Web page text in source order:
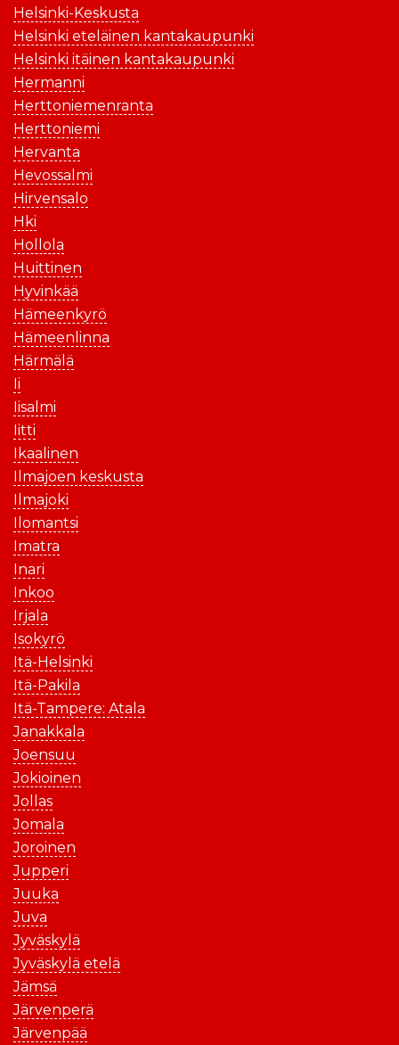
Helsinki-Keskusta
Helsinki eteläinen kantakaupunki
Helsinki itäinen kantakaupunki
Hermanni
Herttoniemenranta
Herttoniemi
Hervanta
Hevossalmi
Hirvensalo
Hki
Hollola
Huittinen
Hyvinkää
Hämeenkyrö
Hämeenlinna
Härmälä
Ii
Iisalmi
Iitti
Ikaalinen
Ilmajoen keskusta
Ilmajoki
Ilomantsi
Imatra
Inari
Inkoo
Irjala
Isokyrö
Itä-Helsinki
Itä-Pakila
Itä-Tampere: Atala
Janakkala
Joensuu
Jokioinen
Jollas
Jomala
Joroinen
Jupperi
Juuka
Juva
Jyväskylä
Jyväskylä etelä
Jämsä
Järvenperä
Järvenpää